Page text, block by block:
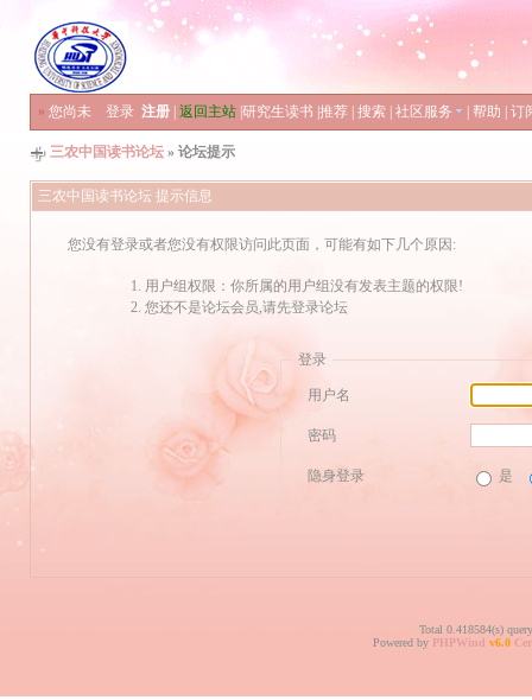
» 您尚未 登录 注册 返回主站 研究生读书 推荐 搜索 社区服务 帮助 订
三农中国读书论坛 » 论坛提示
三农中国读书论坛 提示信息
您没有登录或者您没有权限访问此页面，可能有如下几个原因:
用户组权限：你所属的用户组没有发表主题的权限!
您还不是论坛会员,请先登录论坛
登录
用户名
密码
隐身登录 是
Total 0.418584(s)
Powered by PHPWind v6.0